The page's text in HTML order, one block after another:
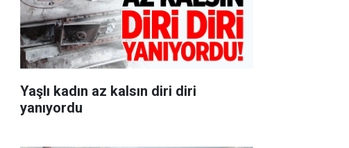
Yaşlı kadın az kalsın diri diri
yanıyordu